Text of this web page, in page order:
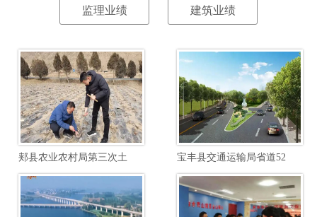
监理业绩 建筑业绩